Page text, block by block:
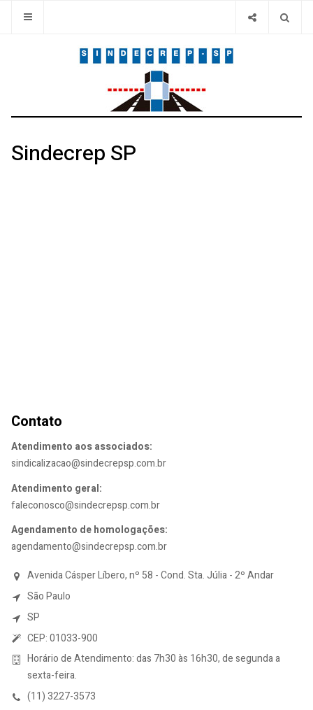
Sindecrep SP
Contato
Atendimento aos associados:
sindicalizacao@sindecrepsp.com.br
Atendimento geral:
faleconosco@sindecrepsp.com.br
Agendamento de homologações:
agendamento@sindecrepsp.com.br
Avenida Cásper Líbero, nº 58 - Cond. Sta. Júlia - 2º Andar
São Paulo
SP
CEP: 01033-900
Horário de Atendimento: das 7h30 às 16h30, de segunda a
sexta-feira.
(11) 3227-3573